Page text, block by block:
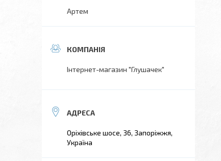
Артем
Інтернет-магазин "Глушачек"
Оріхівське шосе, 36, Запоріжжя,
Україна